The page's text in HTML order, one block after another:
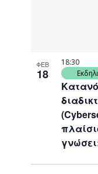
ΦΕΒ
18
18:30